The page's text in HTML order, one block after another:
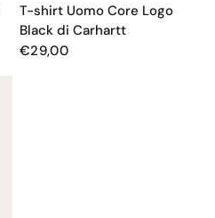
T-shirt Uomo Core Logo
Black di Carhartt
€29,00